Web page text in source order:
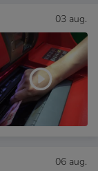
03 aug.
06 aug.